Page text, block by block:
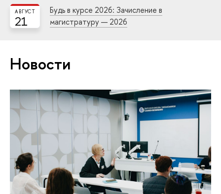
21
АВГУСТ
Будь в курсе 2026: Зачисление в
магистратуру — 2026
Новости